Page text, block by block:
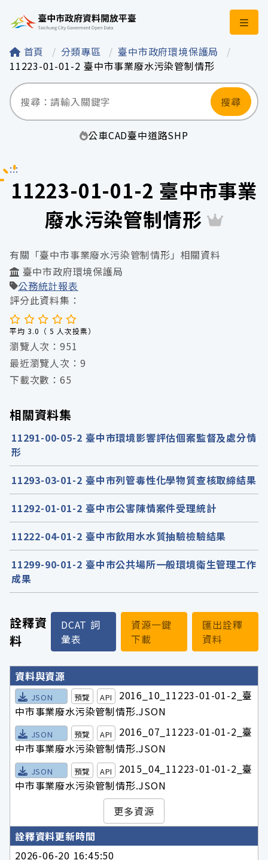
臺中市政府資料開
首頁 分類專區
臺中市政府環境保護局
11223-01-01-2 臺中市事業廢水污染管制情形
搜尋
公車CAD臺中道路SHP
:::
11223-01-01-2 臺中市事業
廢水污染管制情形
詮釋資
料
DCAT 詞
彙表
資源一鍵
下載
匯出詮釋
資料
詮釋資料詳細內容
資料與資源
JSON 預覽 API
2016_10_11223-01-01-2_臺
中市事業廢水污染管制情形.JSON
JSON 預覽 API
2016_07_11223-01-01-2_臺
中市事業廢水污染管制情形.JSON
JSON 預覽 API
2015_04_11223-01-01-2_臺
中市事業廢水污染管制情形.JSON
更多資源
詮釋資料更新時間
2026-06-20 16:45:50
有關「臺中市事業廢水污染管制情形」相關資料
臺中市政府環境保護局
公務統計報表
評分此資料集：
平均 3.0（ 5 人次投票）
瀏覽人次：951
最近瀏覽人次：9
下載次數：65
相關資料集
11291-00-05-2 臺中市環境影響評估個案監督及處分情
形
11293-03-01-2 臺中市列管毒性化學物質查核取締結果
11292-01-01-2 臺中市公害陳情案件受理統計
11222-04-01-2 臺中市飲用水水質抽驗檢驗結果
11299-90-01-2 臺中市公共場所一般環境衛生管理工作
成果